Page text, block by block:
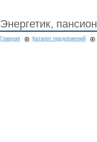
Энергетик,
Главная Каталог предложений